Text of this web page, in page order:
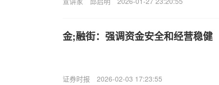
金;融街：强调资金安全和经营稳健
证券时报 2026-02-03 17:23:55